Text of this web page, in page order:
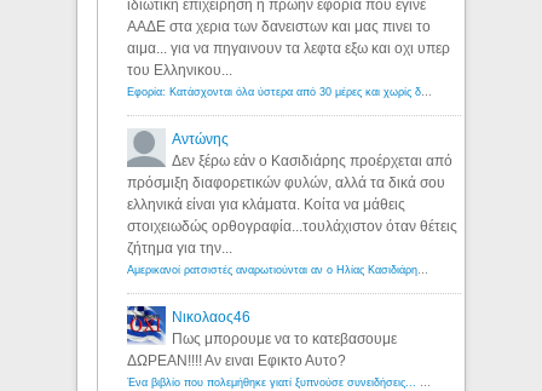
ιδιωτικη επιχειρηση η πρωην εφορια που εγινε
ΑΑΔΕ στα χερια των δανειστων και μας πινει το
αιμα... για να πηγαινουν τα λεφτα εξω και οχι υπερ
του Ελληνικου...
Εφορία: Κατάσχονται όλα ύστερα από 30 μέρες και χωρίς δικαστικές αποφάσεις - Λόγιος Ερμής
Αντώνης
Δεν ξέρω εάν ο Κασιδιάρης προέρχεται από
πρόσμιξη διαφορετικών φυλών, αλλά τα δικά σου
ελληνικά είναι για κλάματα. Κοίτα να μάθεις
στοιχειωδώς ορθογραφία...τουλάχιστον όταν θέτεις
ζήτημα για την...
Αμερικανοί ρατσιστές αναρωτιούνται αν ο Ηλίας Κασιδιάρης ανήκει στη λευκή φυλή... - Λόγιος Ερμής
Νικολαος46
Πως μπορουμε να το κατεβασουμε
ΔΩΡΕΑΝ!!!! Αν ειναι Εφικτο Αυτο?
Ένα βιβλίο που πολεμήθηκε γιατί ξυπνούσε συνειδήσεις... - Λόγιος Ερμής | Η γνώση ξεκινάει με την αναζήτηση...